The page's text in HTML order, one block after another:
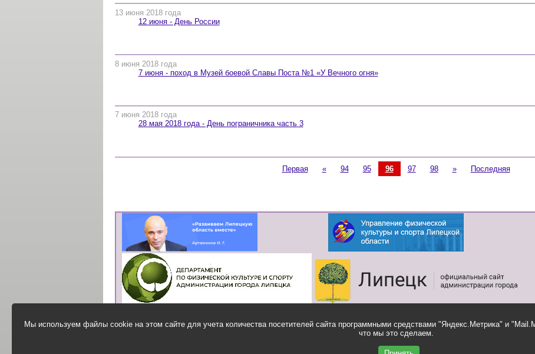
Мы используем файлы cookie на этом сайте для учета количества посетителей сайта программными средствами "Яндекс.Метрика" и
что мы это сделаем.
13 июня 2018 года
12 июня - День России
8 июня 2018 года
7 июня - поход в Музей боевой Славы Поста №1 «У Вечного огня»
7 июня 2018 года
28 мая 2018 года - День пограничника часть 3
Первая « 94 95 96 97 98 » Последняя
Обратная связь